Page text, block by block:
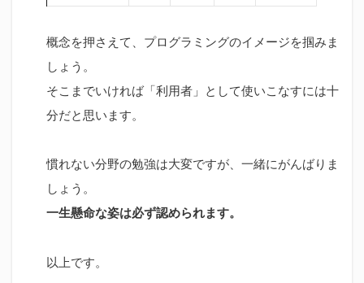
概念を押さえて、プログラミングのイメージを掴みま
しょう。
そこまでいければ「利用者」として使いこなすには十
分だと思います。
慣れない分野の勉強は大変ですが、一緒にがんばりま
しょう。
一生懸命な姿は必ず認められます。
以上です。